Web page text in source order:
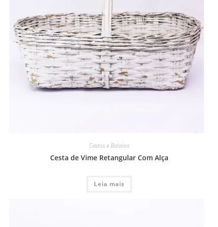
Cestos e Balaios
Cesta de Vime Retangular Com Alça
Leia mais